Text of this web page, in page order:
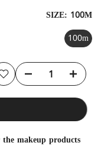
SIZE: 100M
100m
makeup products